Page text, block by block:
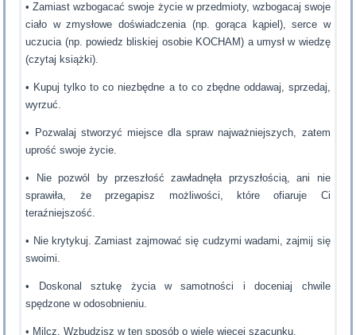
• Zamiast wzbogacać swoje życie w przedmioty, wzbogacaj swoje
ciało w zmysłowe doświadczenia (np. gorąca kąpiel), serce w
uczucia (np. powiedz bliskiej osobie KOCHAM) a umysł w wiedzę
(czytaj książki).
• Kupuj tylko to co niezbędne a to co zbędne oddawaj, sprzedaj,
wyrzuć.
• Pozwalaj stworzyć miejsce dla spraw najważniejszych, zatem
uprość swoje życie.
• Nie pozwól by przeszłość zawładnęła przyszłością, ani nie
sprawiła, że przegapisz możliwości, które ofiaruje Ci
teraźniejszość.
• Nie krytykuj. Zamiast zajmować się cudzymi wadami, zajmij się
swoimi.
• Doskonal sztukę życia w samotności i doceniaj chwile
spędzone w odosobnieniu.
• Milcz. Wzbudzisz w ten sposób o wiele więcej szacunku.